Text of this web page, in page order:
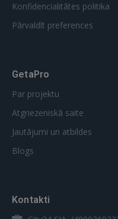
Konfidencialitātes politika
Pārvaldīt preferences
GetaPro
Par projektu
Atgriezeniskā saite
Jautājumi un atbildes
Blogs
Kontakti